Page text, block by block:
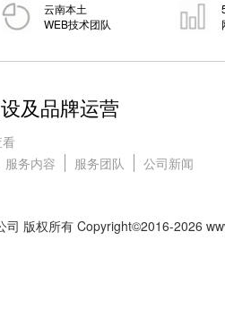
云南本土
WEB技术团队
及品牌运营
服务内容 服务团队 公司新闻
司 版权所有 Copyright©2016-2026